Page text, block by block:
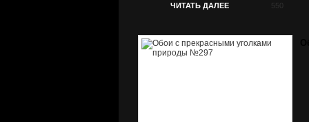
ЧИТАТЬ ДАЛЕЕ 550